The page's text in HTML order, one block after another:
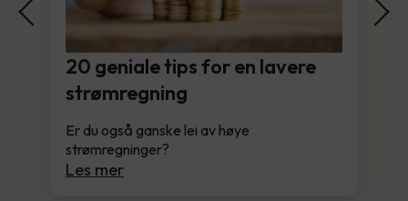
20 geniale tips for en lavere
strømregning
Er du også ganske lei av høye
strømregninger?
Les mer